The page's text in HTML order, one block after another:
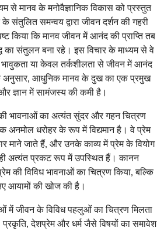
से मानव के मनोवैज्ञानिक विकास को प्रस्तुत
के संतुलित समन्वय द्वारा जीवन दर्शन की गहरी
किया कि मानव जीवन में आनंद की प्राप्ति तब
का संतुलन बना रहे। इस विचार के माध्यम से वे
या केवल तर्कशीलता से जीवन में आनंद
अनुसार, आधुनिक मानव के दुख का एक प्रमुख
ज्ञान में सामंजस्य की कमी है।
की भावनाओं का अत्यंत सुंदर और गहन चित्रण
अनमोल धरोहर के रूप में विद्यमान है। वे प्रेम
माने जाते हैं, और उनके काव्य में प्रेम के वियोग
ही अत्यंत प्रकट रूप में उपस्थित हैं। कानन
की विविध भावनाओं का चित्रण किया, बल्कि
आयामों की खोज की है।
में जीवन के विविध पहलुओं का चित्रण मिलता
प्रकृति, देशप्रेम और धर्म जैसे विषयों का समावेश